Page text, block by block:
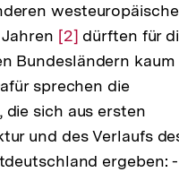
Zur
Auflösung
der
Fußnote
[2] dürften für
Bundesländern kaum
sprechen die
sich aus ersten
und des Verlaufs
ergeben: -